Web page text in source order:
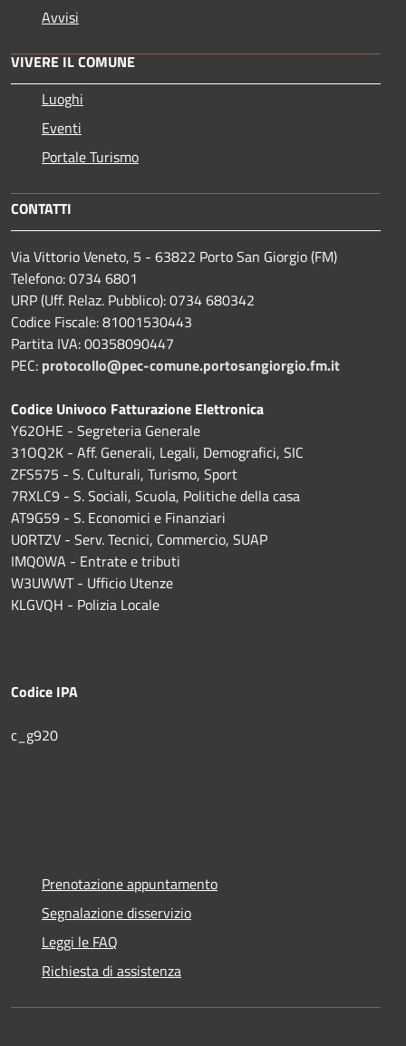
Avvisi
VIVERE IL COMUNE
Luoghi
Eventi
Portale Turismo
CONTATTI
Via Vittorio Veneto, 5 - 63822 Porto San Giorgio (FM)
Telefono: 0734 6801
URP (Uff. Relaz. Pubblico): 0734 680342
Codice Fiscale: 81001530443
Partita IVA: 00358090447
PEC: protocollo@pec-comune.portosangiorgio.fm.it
Codice Univoco Fatturazione Elettronica
Y62OHE - Segreteria Generale
31OQ2K - Aff. Generali, Legali, Demografici, SIC
ZFS575 - S. Culturali, Turismo, Sport
7RXLC9 - S. Sociali, Scuola, Politiche della casa
AT9G59 - S. Economici e Finanziari
U0RTZV - Serv. Tecnici, Commercio, SUAP
IMQ0WA - Entrate e tributi
W3UWWT - Ufficio Utenze
KLGVQH - Polizia Locale
Codice IPA
c_g920
Prenotazione appuntamento
Segnalazione disservizio
Leggi le FAQ
Richiesta di assistenza